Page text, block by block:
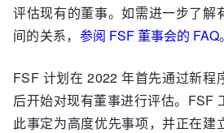
评估现有的董事。如需进一步了解
间的关系， 参阅 FSF 董事会的 FAQ。
FSF 计划在 2022 年首先通过新程
后开始对现有董事进行评估。FSF
此事定为高度优先事项，并正在建